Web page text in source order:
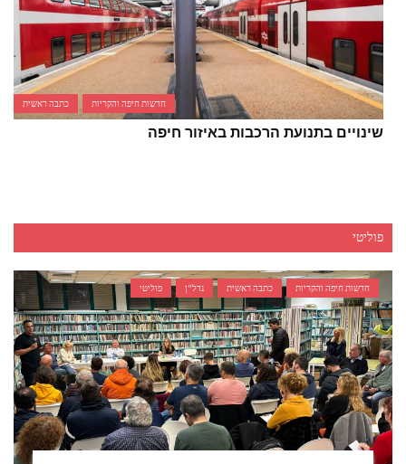
חדשות חיפה והקריות כתבה ראשית
שינויים בתנועת הרכבות באיזור חיפה
פוליטי
חדשות חיפה והקריות כתבה ראשית נדל"ן פוליטי